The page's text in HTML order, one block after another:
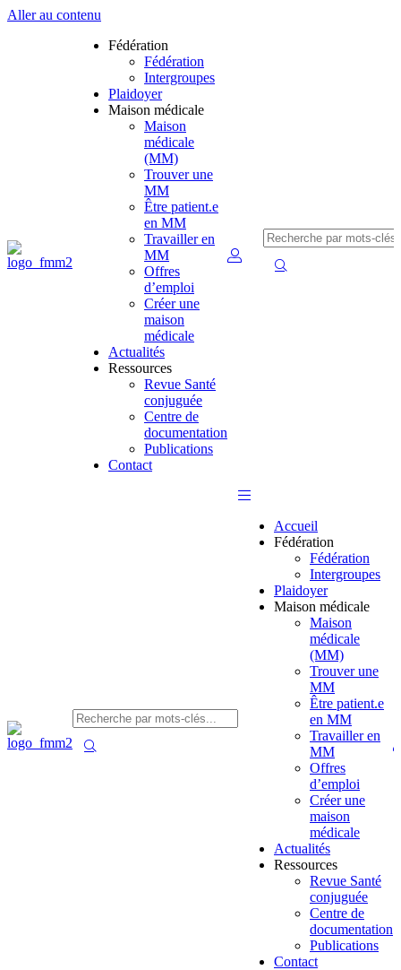
Aller au contenu
Fédération
Fédération
Intergroupes
Plaidoyer
Maison médicale
Maison
médicale
(MM)
Trouver une
MM
Être patient.e
en MM
Travailler en
MM
Offres
d’emploi
Créer une
maison
médicale
Actualités
Ressources
Revue Santé
conjuguée
Centre de
documentation
Publications
Contact
Accueil
Fédération
Fédération
Intergroupes
Plaidoyer
Maison médicale
Maison
médicale
(MM)
Trouver une
MM
Être patient.e
en MM
Travailler en
MM
Offres
d’emploi
Créer une
maison
médicale
Actualités
Ressources
Revue Santé
conjuguée
Centre de
documentation
Publications
Contact